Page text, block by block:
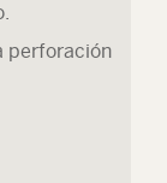
perforación